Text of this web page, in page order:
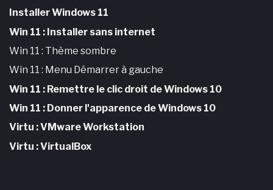
Installer Windows 11
Win 11 : Installer sans internet
Win 11 : Thème sombre
Win 11 : Menu Démarrer à gauche
Win 11 : Remettre le clic droit de Windows 10
Win 11 : Donner l'apparence de Windows 10
Virtu : VMware Workstation
Virtu : VirtualBox